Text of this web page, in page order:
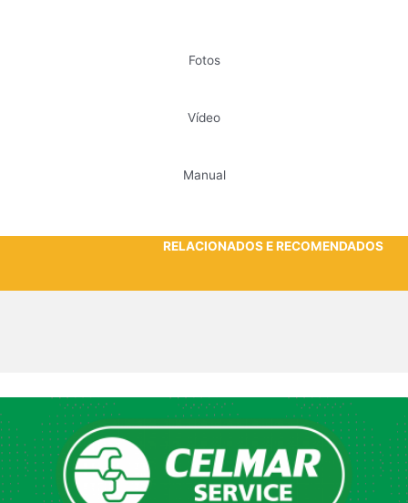
Fotos
Vídeo
Manual
RELACIONADOS E RECOMENDADOS